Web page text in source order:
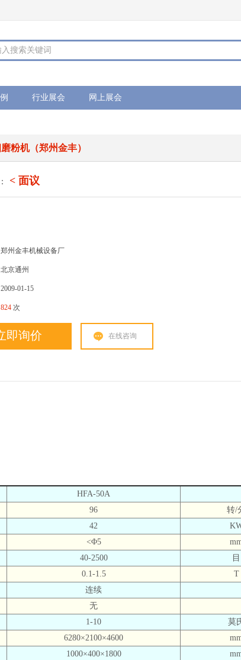
搜索关键词
行业展会 网上展会
粉机（郑州金丰）
< 面议
州金丰机械设备厂
京通州
01-15
824 次
即询价 在线咨询
HFA-50A
96
转/
42
<Φ5
40-2500
目
0.1-1.5
T
连续
无
1-10
莫
6280×2100×4600
1000×400×1800